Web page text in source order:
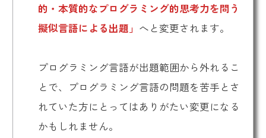
的・本質的なプログラミング的思考力を問う
擬似言語による出題」 へと変更されます。
プログラミング言語が出題範囲から外れるこ
とで、プログラミング言語の問題を苦手とさ
れていた方にとってはありがたい変更になる
かもしれません。